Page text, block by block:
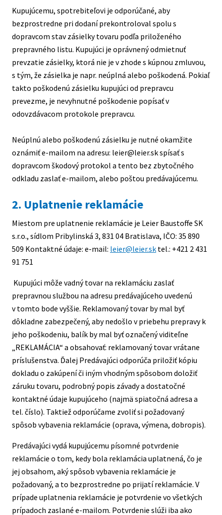
Kupujúcemu, spotrebiteľovi je odporúčané, aby
bezprostredne pri dodaní prekontroloval spolu s
dopravcom stav zásielky tovaru podľa priloženého
prepravného listu. Kupujúci je oprávnený odmietnuť
prevzatie zásielky, ktorá nie je v zhode s kúpnou zmluvou,
s tým, že zásielka je napr. neúplná alebo poškodená. Pokiaľ
takto poškodenú zásielku kupujúci od prepravcu
prevezme, je nevyhnutné poškodenie popísať v
odovzdávacom protokole prepravcu.
Neúplnú alebo poškodenú zásielku je nutné okamžite
oznámiť e-mailom na adresu: leier@leier.sk spísať s
dopravcom škodový protokol a tento bez zbytočného
odkladu zaslať e-mailom, alebo poštou predávajúcemu.
2. Uplatnenie reklamácie
Miestom pre uplatnenie reklamácie je Leier Baustoffe SK
s.r.o., sídlom Pribylinská 3, 831 04 Bratislava, IČO: 35 890
509 Kontaktné údaje: e-mail: leier@leier.sk tel.: +421 2 431
91 751
Kupujúci môže vadný tovar na reklamáciu zaslať
prepravnou službou na adresu predávajúceho uvedenú
v tomto bode vyššie. Reklamovaný tovar by mal byť
dôkladne zabezpečený, aby nedošlo v priebehu prepravy k
jeho poškodeniu, balík by mal byť označený viditeľne
„REKLAMÁCIA“ a obsahovať: reklamovaný tovar vrátane
príslušenstva. Ďalej Predávajúci odporúča priložiť kópiu
dokladu o zakúpení či iným vhodným spôsobom doložiť
záruku tovaru, podrobný popis závady a dostatočné
kontaktné údaje kupujúceho (najmä spiatočná adresa a
tel. číslo). Taktiež odporúčame zvoliť si požadovaný
spôsob vybavenia reklamácie (oprava, výmena, dobropis).
Predávajúci vydá kupujúcemu písomné potvrdenie
reklamácie o tom, kedy bola reklamácia uplatnená, čo je
jej obsahom, aký spôsob vybavenia reklamácie je
požadovaný, a to bezprostredne po prijatí reklamácie. V
prípade uplatnenia reklamácie je potvrdenie vo všetkých
prípadoch zaslané e-mailom. Potvrdenie slúži iba ako